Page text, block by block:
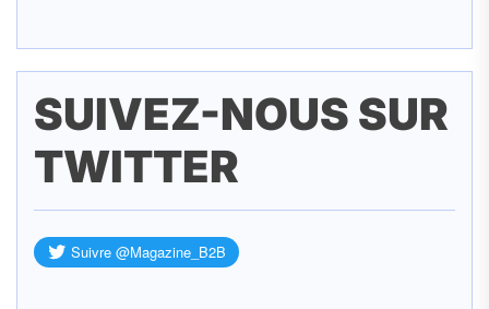
SUIVEZ-NOUS SUR
TWITTER